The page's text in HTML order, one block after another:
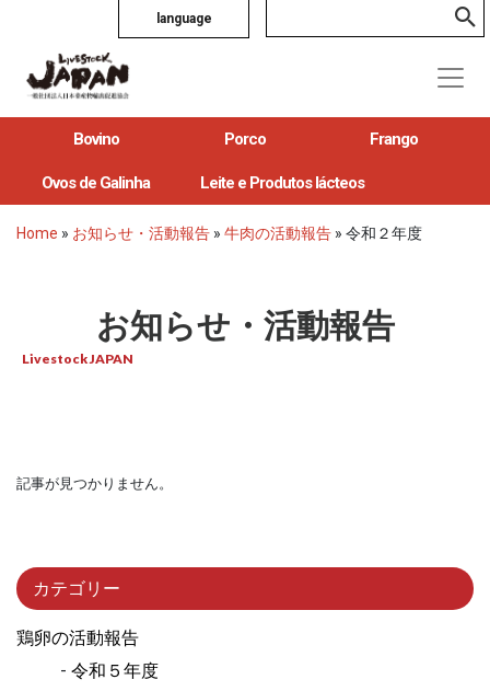
language
Bovino Porco Frango
Ovos de Galinha Leite e Produtos lácteos
Home » お知らせ・活動報告 » 牛肉の活動報告 » 令和２年度
お知らせ・活動報告
Livestock JAPAN
記事が見つかりません。
カテゴリー
鶏卵の活動報告
令和５年度